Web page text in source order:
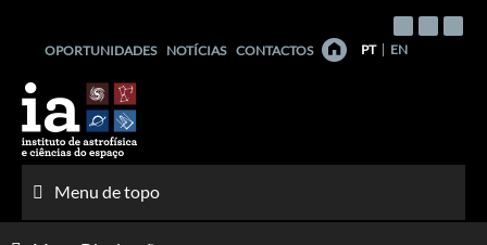
conteúdo
OPORTUNIDADES NOTÍCIAS CONTACTOS PT EN
Menu de topo